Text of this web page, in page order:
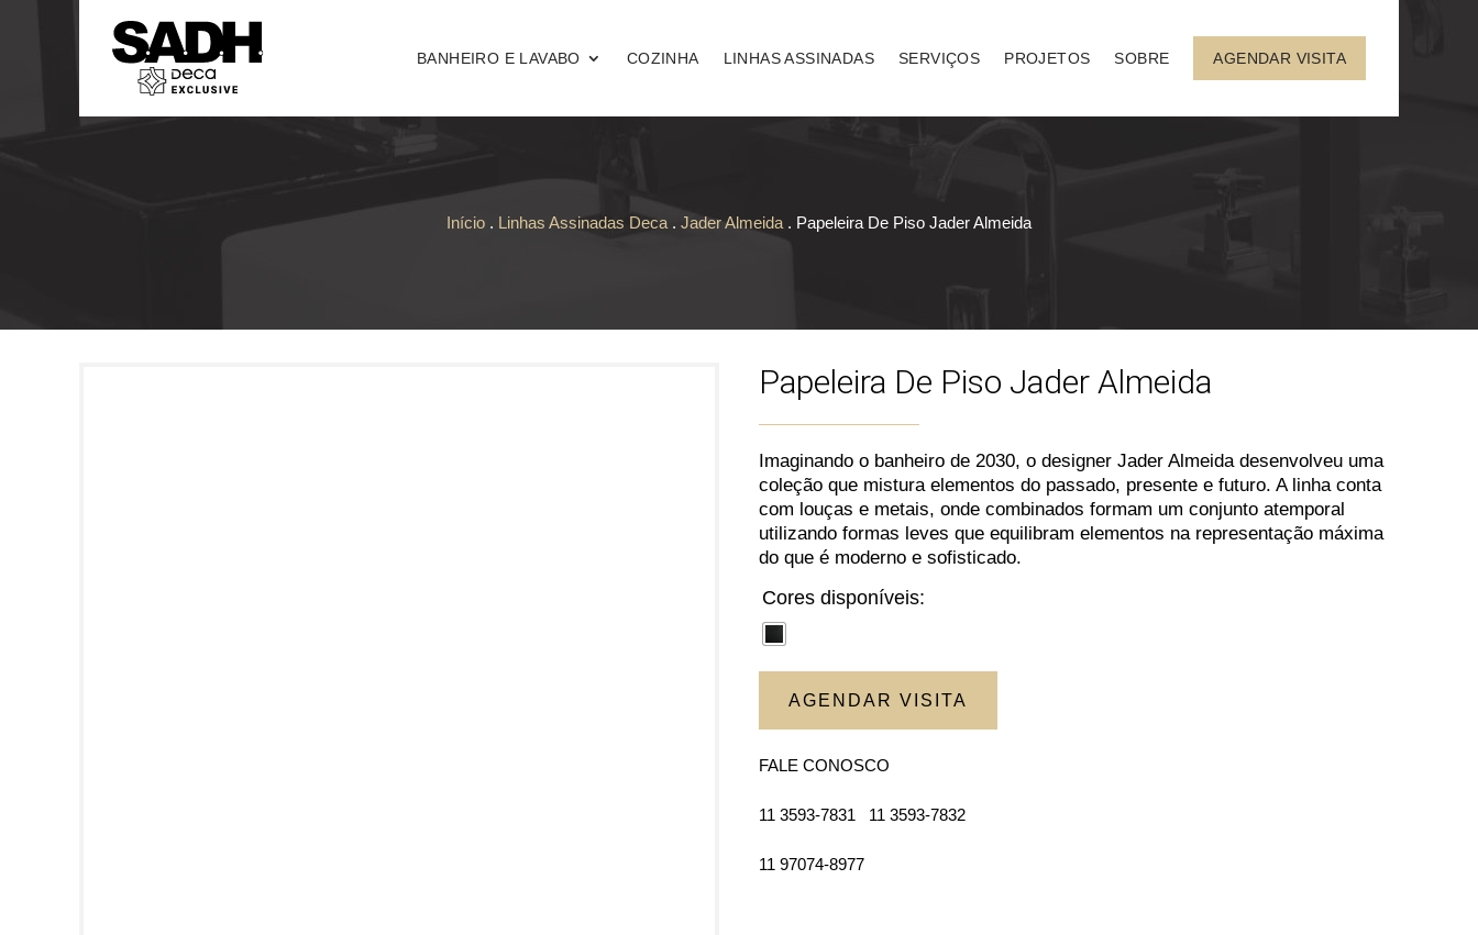
BANHEIRO E LAVABO COZINHA LINHAS ASSINADAS SERVIÇOS PROJETOS SOBRE AGENDAR VISITA
Início . Linhas Assinadas Deca . Jader Almeida . Papeleira De Piso Jader Almeida
Papeleira De Piso Jader Almeida
Imaginando o banheiro de 2030, o designer Jader Almeida desenvolveu uma
coleção que mistura elementos do passado, presente e futuro. A linha conta
com louças e metais, onde combinados formam um conjunto atemporal
utilizando formas leves que equilibram elementos na representação máxima
do que é moderno e sofisticado.
Cores disponíveis:
AGENDAR VISITA
FALE CONOSCO
11 3593-7831 11 3593-7832
11 97074-8977